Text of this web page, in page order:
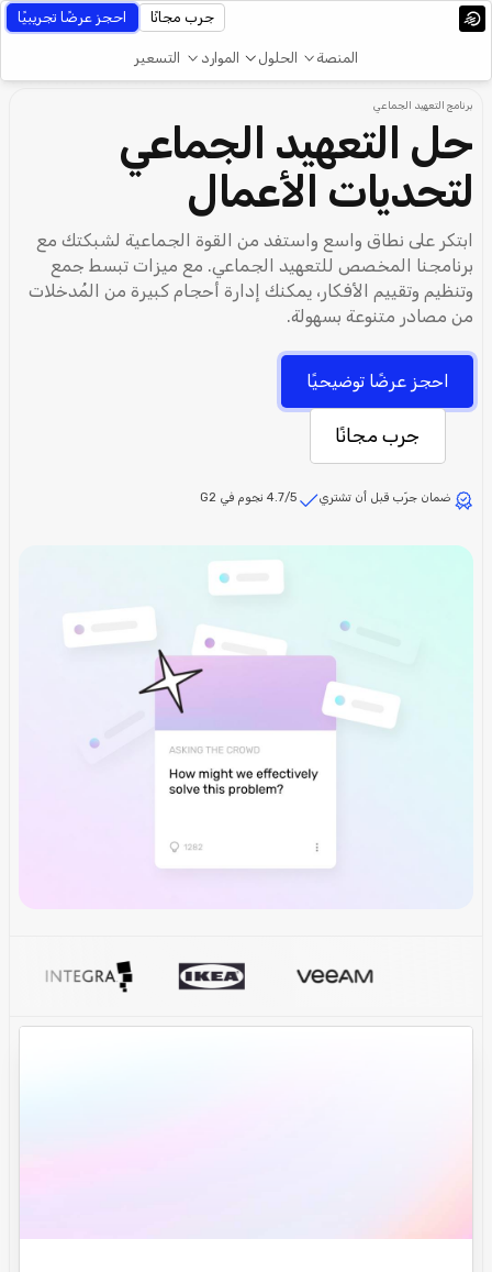
المنصة الحلول الموارد التسعير
جرب مجانًا احجز عرضًا تجريبيًا
برنامج التعهيد الجماعي
حل التعهيد الجماعي
لتحديات الأعمال
ابتكر على نطاق واسع واستفد من القوة الجماعية لشبكتك مع
برنامجنا المخصص للتعهيد الجماعي. مع ميزات تبسط جمع
وتنظيم وتقييم الأفكار، يمكنك إدارة أحجام كبيرة من المُدخلات
من مصادر متنوعة بسهولة.
احجز عرضًا توضيحيًا
جرب مجانًا
ضمان جرّب قبل أن تشتري 4.7/5 نجوم في G2